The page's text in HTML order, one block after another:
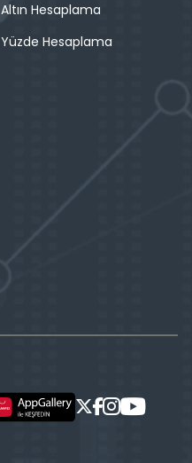
Altın Hesaplama
Yüzde Hesaplama